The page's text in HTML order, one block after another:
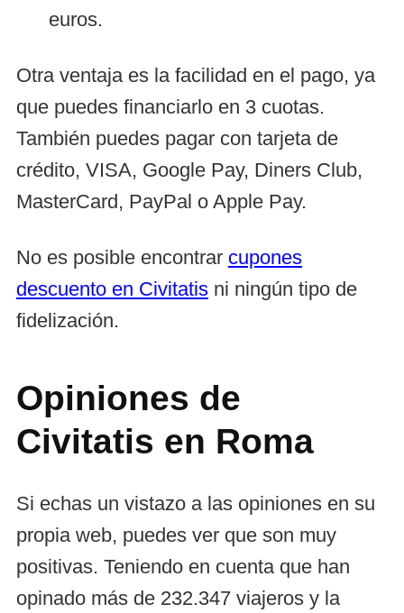
euros.
Otra ventaja es la facilidad en el pago, ya
que puedes financiarlo en 3 cuotas.
También puedes pagar con tarjeta de
crédito, VISA, Google Pay, Diners Club,
MasterCard, PayPal o Apple Pay.
No es posible encontrar cupones
descuento en Civitatis ni ningún tipo de
fidelización.
Opiniones de
Civitatis en Roma
Si echas un vistazo a las opiniones en su
propia web, puedes ver que son muy
positivas. Teniendo en cuenta que han
opinado más de 232.347 viajeros y la